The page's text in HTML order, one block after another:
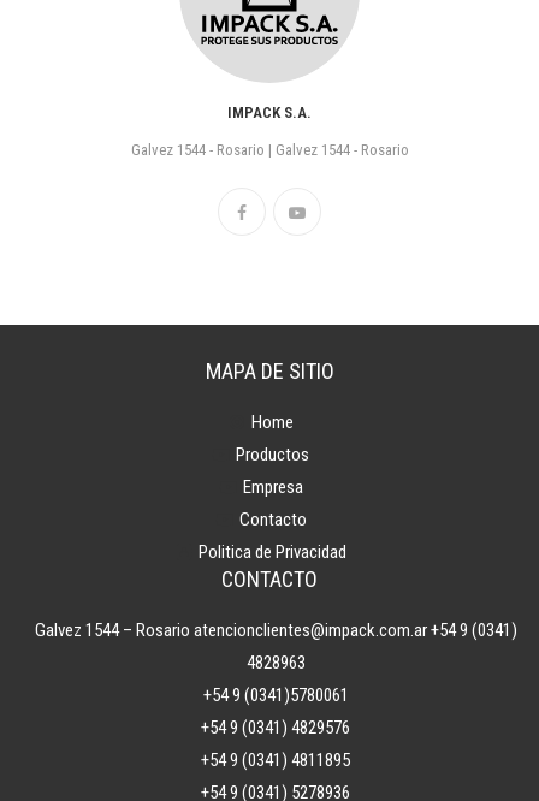
IMPACK S.A.
Galvez 1544 - Rosario | Galvez 1544 - Rosario
MAPA DE SITIO
Home
Productos
Empresa
Contacto
Politica de Privacidad
CONTACTO
Galvez 1544 – Rosario atencionclientes@impack.com.ar+54 9 (0341)
4828963
+54 9 (0341)5780061
+54 9 (0341) 4829576
+54 9 (0341) 4811895
+54 9 (0341) 5278936